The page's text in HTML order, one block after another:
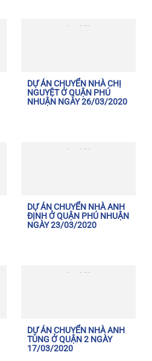
DỰ ÁN CHUYỂN NHÀ CHỊ
NGUYỆT Ở QUẬN PHÚ
NHUẬN NGÀY 26/03/2020
DỰ ÁN CHUYỂN NHÀ ANH
ĐỊNH Ở QUẬN PHÚ NHUẬN
NGÀY 23/03/2020
DỰ ÁN CHUYỂN NHÀ ANH
TÙNG Ở QUẬN 2 NGÀY
17/03/2020